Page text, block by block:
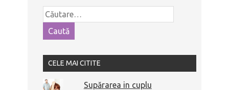
CELE MAI CITITE
Supărarea in cuplu